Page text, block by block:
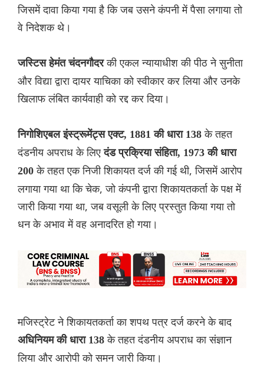
जिसमें दावा किया गया है कि जब उसने कंपनी में पैसा लगाया तो
वे निदेशक थे।
जस्टिस हेमंत चंदनगौदरकी एकल न्यायाधीश की पीठ ने सुनीता
और विद्या द्वारा दायर याचिका को स्वीकार कर लिया और उनके
खिलाफ लंबित कार्यवाही को रद्द कर दिया।
निगोशिएबल इंस्ट्रूमेंट्स एक्ट, 1881 की धारा 138के तहत
दंडनीय अपराध के लिएदंड प्रक्रिया संहिता, 1973 की धारा
200के तहत एक निजी शिकायत दर्ज की गई थी, जिसमें आरोप
लगाया गया था कि चेक, जो कंपनी द्वारा शिकायतकर्ता के पक्ष में
जारी किया गया था, जब वसूली के लिए प्रस्तुत किया गया तो
धन के अभाव में वह अनादरित हो गया।
मजिस्ट्रेट ने शिकायतकर्ता का शपथ पत्र दर्ज करने के बाद
अधिनियम की धारा 138के तहत दंडनीय अपराध का संज्ञान
लिया और आरोपी को समन जारी किया।